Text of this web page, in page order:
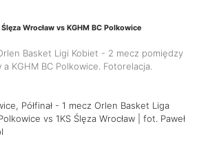
Ślęza Wrocław vs KGHM BC Polkowice
Basket Ligi Kobiet - 2 mecz pomiędzy
a KGHM BC Polkowice. Fotorelacja.